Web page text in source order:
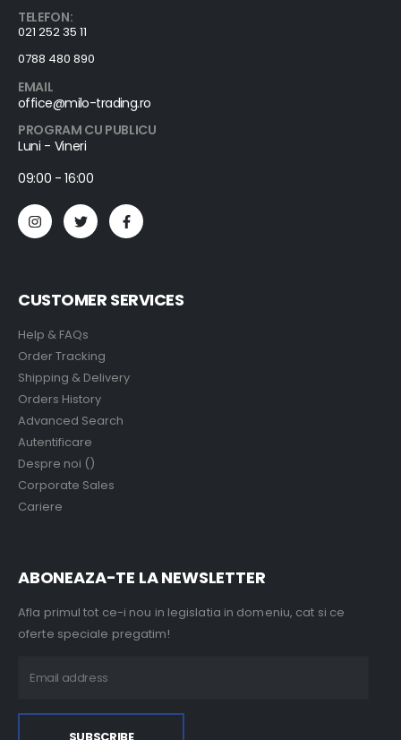
TELEFON:
021 252 35 11
0788 480 890
EMAIL
office@milo-trading.ro
PROGRAM CU PUBLICU
Luni - Vineri
09:00 - 16:00
CUSTOMER SERVICES
Help & FAQs
Order Tracking
Shipping & Delivery
Orders History
Advanced Search
Autentificare
Despre noi ()
Corporate Sales
Cariere
ABONEAZA-TE LA NEWSLETTER
Afla primul tot ce-i nou in legislatia in domeniu, cat si ce
oferte speciale pregatim!